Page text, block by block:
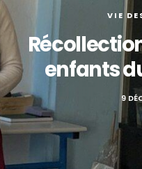
VIE
enfants
9